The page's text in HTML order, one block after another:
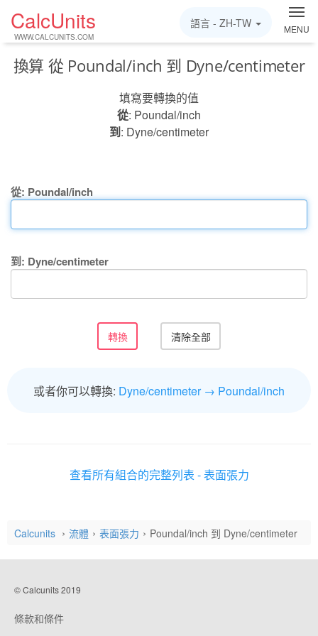
CalcUnits
WWW.CALCUNITS.COM
MENU
語言 - ZH-TW
換算 從 Poundal/inch 到 Dyne/centimeter
填寫要轉換的值
從: Poundal/inch
到: Dyne/centimeter
從: Poundal/inch
到: Dyne/centimeter
或者你可以轉換: Dyne/centimeter → Poundal/inch
查看所有組合的完整列表 - 表面張力
Calcunits 流體 表面張力 Poundal/inch 到 Dyne/centimeter
© Calcunits 2019
條款和條件